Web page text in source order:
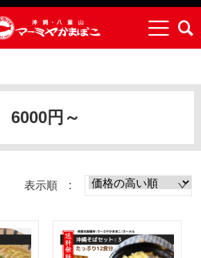
6000円～
表示順 :